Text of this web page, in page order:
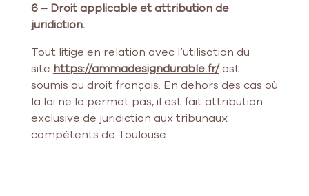
6 – Droit applicable et attribution de
juridiction.
Tout litige en relation avec l’utilisation du
site https://ammadesigndurable.fr/est
soumis au droit français. En dehors des cas où
la loi ne le permet pas, il est fait attribution
exclusive de juridiction aux tribunaux
compétents de Toulouse.